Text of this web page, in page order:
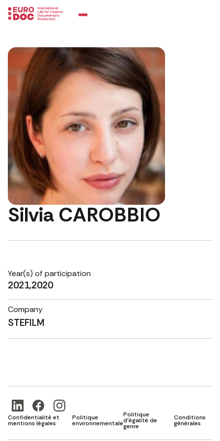
Silvia CAROBBIO
Year(s) of participation
2021,2020
Company
STEFILM
Confidentialité et
mentions légales
Politique
environnementale
Politique
d'égalité de
genre
Conditions
générales